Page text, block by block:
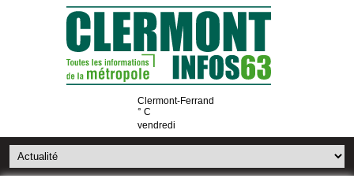
Clermont-Ferrand
° C
vendredi